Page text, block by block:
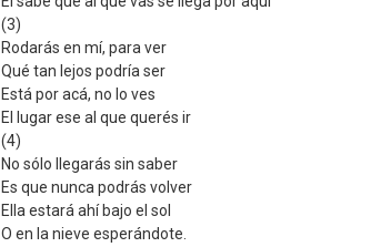
(3)
Rodarás en mí, para ver
Qué tan lejos podría ser
Está por acá, no lo ves
El lugar ese al que querés ir
(4)
No sólo llegarás sin saber
Es que nunca podrás volver
Ella estará ahí bajo el sol
O en la nieve esperándote.